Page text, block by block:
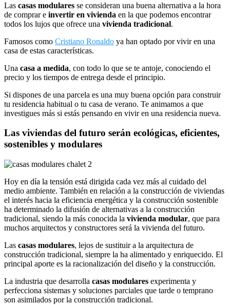
Las casas modulares se consideran una buena alternativa a la hora
de comprar e invertir en vivienda en la que podemos encontrar
todos los lujos que ofrece una vivienda tradicional.
Famosos como Cristiano Ronaldo ya han optado por vivir en una
casa de estas características.
Una casa a medida, con todo lo que se te antoje, conociendo el
precio y los tiempos de entrega desde el principio.
Si dispones de una parcela es una muy buena opción para construir
tu residencia habitual o tu casa de verano. Te animamos a que
investigues más si estás pensando en vivir en una residencia nueva.
Las viviendas del futuro serán ecológicas, eficientes,
sostenibles y modulares
Hoy en día la tensión está dirigida cada vez más al cuidado del
medio ambiente. También en relación a la construcción de viviendas
el interés hacia la eficiencia energética y la construcción sostenible
ha determinado la difusión de alternativas a la construcción
tradicional, siendo la más conocida la vivienda modular, que para
muchos arquitectos y constructores será la vivienda del futuro.
Las casas modulares, lejos de sustituir a la arquitectura de
construcción tradicional, siempre la ha alimentado y enriquecido. El
principal aporte es la racionalización del diseño y la construcción.
La industria que desarrolla casas modulares experimenta y
perfecciona sistemas y soluciones parciales que tarde o temprano
son asimilados por la construcción tradicional.